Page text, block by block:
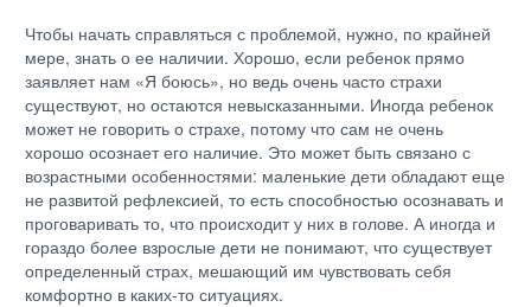
Чтобы начать справляться с проблемой, нужно, по крайней
мере, знать о ее наличии. Хорошо, если ребенок прямо
заявляет нам «Я боюсь», но ведь очень часто страхи
существуют, но остаются невысказанными. Иногда ребенок
может не говорить о страхе, потому что сам не очень
хорошо осознает его наличие. Это может быть связано с
возрастными особенностями: маленькие дети обладают еще
не развитой рефлексией, то есть способностью осознавать и
проговаривать то, что происходит у них в голове. А иногда и
гораздо более взрослые дети не понимают, что существует
определенный страх, мешающий им чувствовать себя
комфортно в каких-то ситуациях.